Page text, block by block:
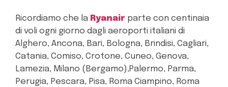
Ricordiamo che la Ryanair parte con centinaia
di voli ogni giorno dagli aeroporti italiani di
Alghero, Ancona, Bari, Bologna, Brindisi, Cagliari,
Catania, Comiso, Crotone, Cuneo, Genova,
Lamezia, Milano (Bergamo),Palermo, Parma,
Perugia, Pescara, Pisa, Roma Ciampino, Roma